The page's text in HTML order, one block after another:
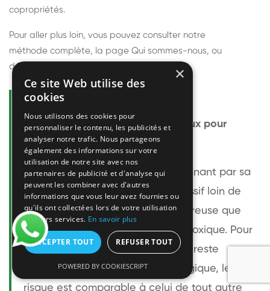
copropriétés.
Pour aller plus loin, vous pouvez consulter notre
méthode complète, la page Qui sommes-nous, ou
découvrir
Questions fréquentes
Le frelon européen est-il dangereux pour
l'homme ?
Le frelon européen est impressionnant par sa
taille mais relativement peu agressif loin de
son nid. Sa piqûre est plus douloureuse que
celle d'une guêpe sans être plus toxique. Pour
une personne non allergique, elle reste
bénigne. Pour une personne allergique, le
risque est comparable à celui de tout autre
×
Ce site Web utilise des
cookies
Nous utilisons des cookies pour
personnaliser le contenu, les publicités et
analyser notre trafic. Nous partageons
également des informations sur votre
utilisation de notre site avec nos
partenaires de publicité et d'analyse qui
peuvent les combiner avec d'autres
informations que vous leur avez fournies ou
qu'ils ont collectées lors de votre utilisation
de leurs services. En savoir plus
ACCEPTER TOUT REFUSER TOUT
POWERED BY COOKIESCRIPT